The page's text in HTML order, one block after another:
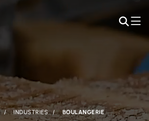
INDUSTRIES BOULANGERIE